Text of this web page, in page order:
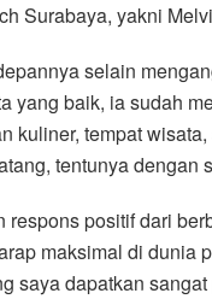
Surabaya, yakni
selain
yang baik, ia sudah
kuliner, tempat
tentunya dengan
respons positif dari
maksimal di dunia
saya dapatkan